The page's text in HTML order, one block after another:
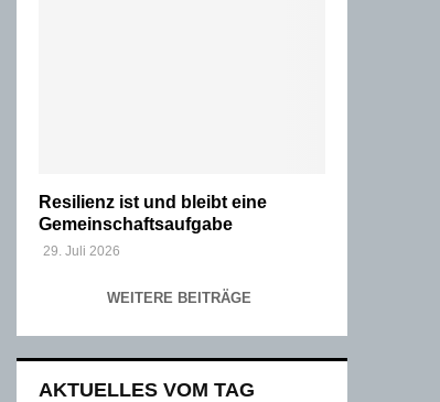
Resilienz ist und bleibt eine
Gemeinschaftsaufgabe
29. Juli 2026
WEITERE BEITRÄGE
AKTUELLES VOM TAG